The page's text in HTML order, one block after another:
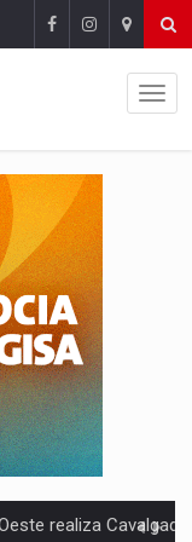
Cavalgada da Expo Show